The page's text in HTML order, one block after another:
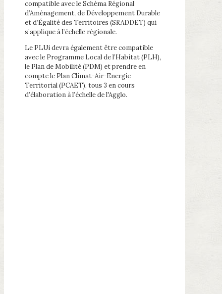
compatible avec le Schéma Régional
d’Aménagement, de Développement Durable
et d’Égalité des Territoires (SRADDET) qui
s’applique à l’échelle régionale.
Le PLUi devra également être compatible
avec le Programme Local de l’Habitat (PLH),
le Plan de Mobilité (PDM) et prendre en
compte le Plan Climat-Air-Energie
Territorial (PCAET), tous 3 en cours
d’élaboration à l’échelle de l'Agglo.